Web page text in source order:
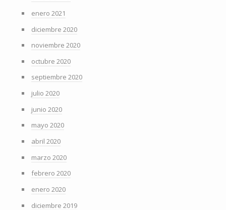
enero 2021
diciembre 2020
noviembre 2020
octubre 2020
septiembre 2020
julio 2020
junio 2020
mayo 2020
abril 2020
marzo 2020
febrero 2020
enero 2020
diciembre 2019